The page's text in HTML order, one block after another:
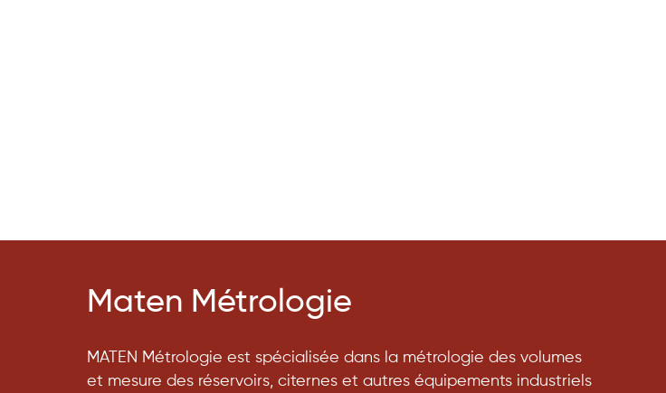
Maten Métrologie
MATEN Métrologie est spécialisée dans la métrologie des volumes
et mesure des réservoirs, citernes et autres équipements industriels